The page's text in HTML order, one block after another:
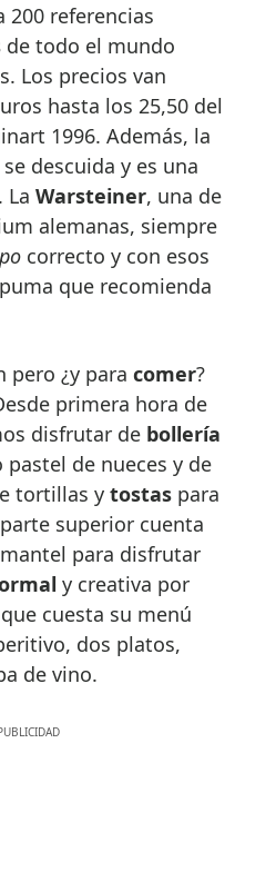
200 referencias
de todo el mundo
Los precios van
hasta los 25,50 del
1996. Además, la
descuida y es una
La Warsteiner, una de
alemanas, siempre
correcto y con esos
que recomienda
pero ¿y para comer?
primera hora de
disfrutar de bollería
pastel de nueces y de
tortillas y tostas para
superior cuenta
para disfrutar
y creativa por
cuesta su menú
dos platos,
de vino.